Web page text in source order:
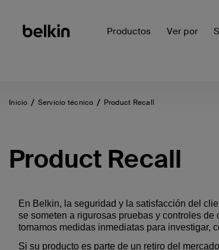
Productos Ver por
Inicio Servicio técnico Product Recall
Product Recall
En Belkin, la seguridad y la satisfacción del
se someten a rigurosas pruebas y controles
tomamos medidas inmediatas para investigar,
Si su producto es parte de un retiro del